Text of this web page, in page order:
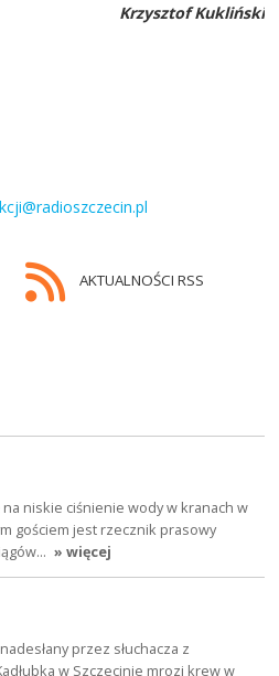
Krzysztof Kukliński
AKTUALNOŚCI RSS
na niskie ciśnienie wody w kranach w
gościem jest rzecznik prasowy
» więcej
przez słuchacza z
w Szczecinie mrozi krew w